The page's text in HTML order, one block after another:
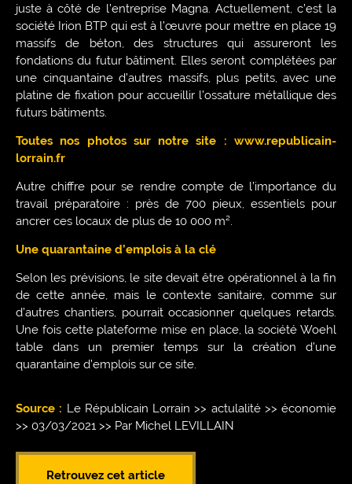
juste à côté de l’entreprise Magna. Actuellement, c’est la
société Irion BTP qui est à l’œuvre pour mettre en place 19
massifs de béton, des structures qui assureront les
fondations du futur bâtiment. Elles seront complétées par
une cinquantaine d’autres massifs, plus petits, avec une
platine de fixation pour accueillir l’ossature métallique des
futurs bâtiments.
Toutes nos photos sur notre site : www.republicain-
lorrain.fr
Autre chiffre pour se rendre compte de l’importance du
travail préparatoire : près de 700 pieux, essentiels pour
ancrer ces locaux de plus de 10 000 m².
Une quarantaine d’emplois à la clé
Selon les prévisions, le site devait être opérationnel à la fin
de cette année, mais le contexte sanitaire, comme sur
d’autres chantiers, pourrait occasionner quelques retards.
Une fois cette plateforme mise en place, la société Woehl
table dans un premier temps sur la création d’une
quarantaine d’emplois sur ce site.
Source : Le Républicain Lorrain >> actulalité >> économie
>> 03/03/2021 >> Par Michel LEVILLAIN
Retrouvez cet article